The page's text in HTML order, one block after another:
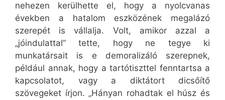
nehezen kerülhette el, hogy a nyolcvanas
években a hatalom eszközének megalázó
szerepét is vállalja. Volt, amikor azzal a
„jóindulattal” tette, hogy ne tegye ki
munkatársait is e demoralizáló szerepnek,
például annak, hogy a tartótiszttel fenntartsa a
kapcsolatot, vagy a diktátort dicsőítő
szövegeket írjon. „Hányan rohadtak el húsz és